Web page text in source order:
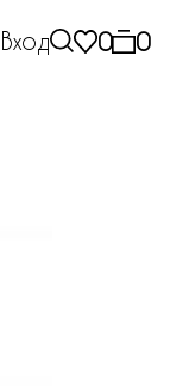
Вход 0 0